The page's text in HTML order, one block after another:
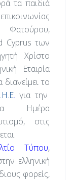
τα παιδιά
Cyprus των
Χρίστο
Εταιρία
το
.για την
Ημέρα
στις
Τύπου,
ελληνική
φορείς,